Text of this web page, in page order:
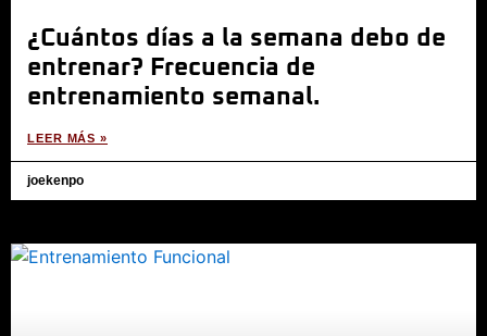
¿Cuántos días a la semana debo de
entrenar? Frecuencia de
entrenamiento semanal.
LEER MÁS »
joekenpo